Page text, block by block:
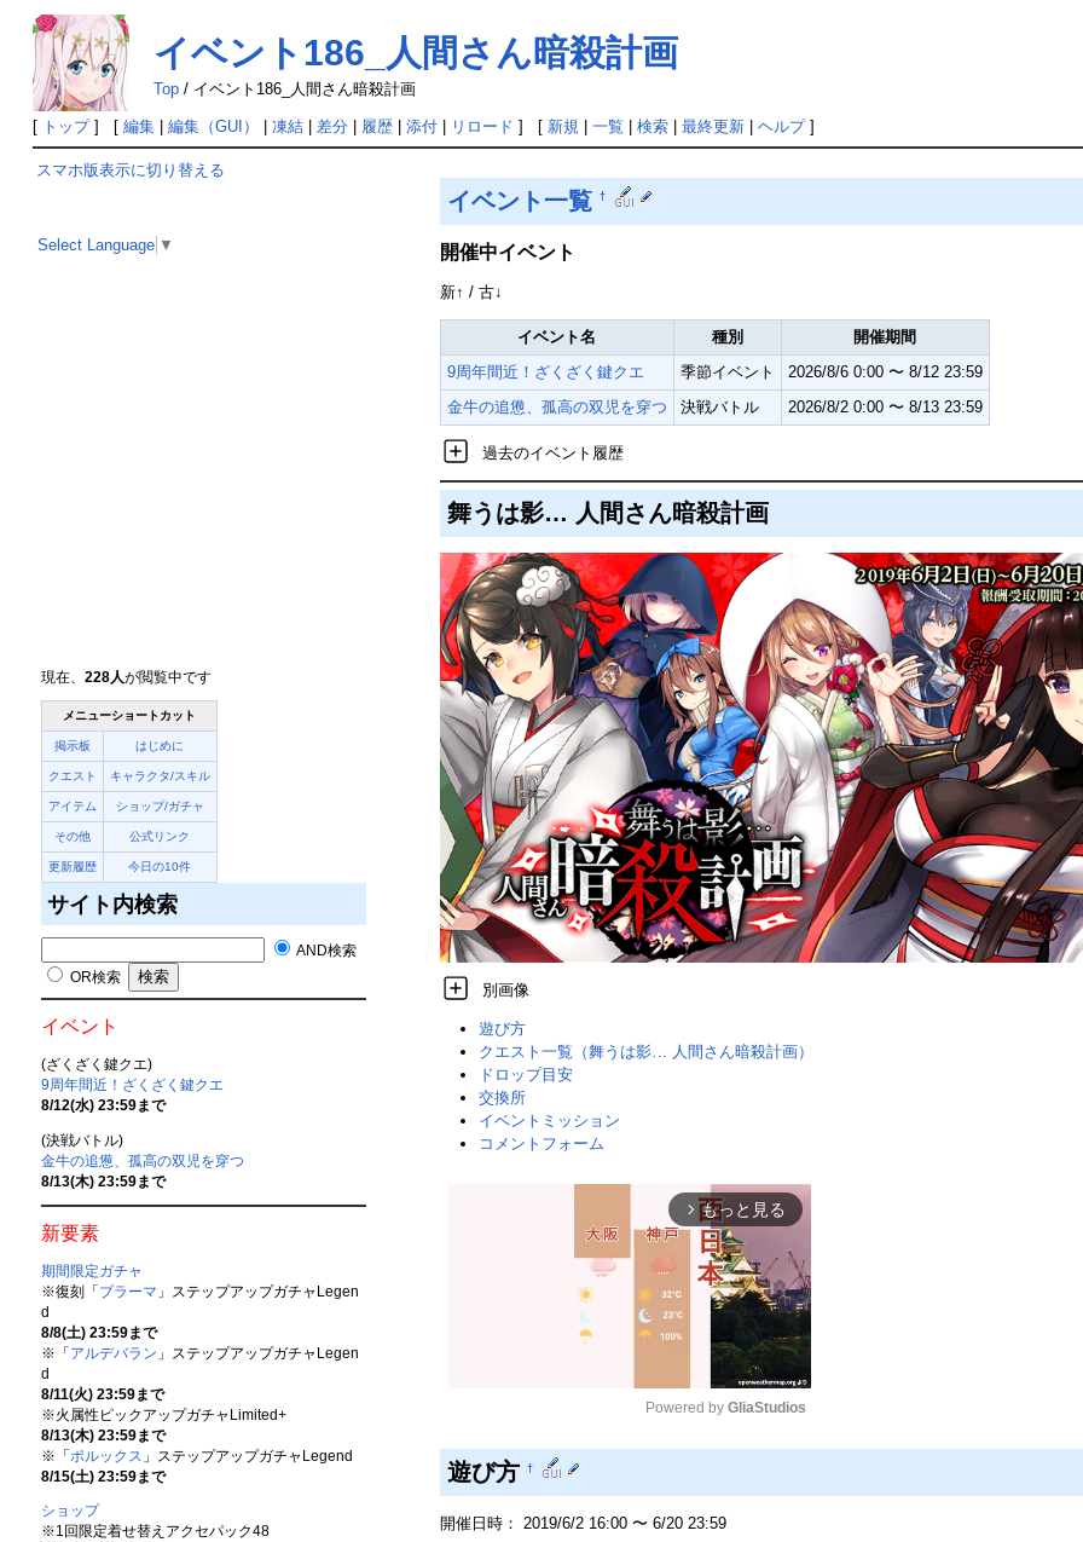
イベント186_人間さん暗殺計画
Top/ イベント186_人間さん暗殺計画
[ トップ] [ 編集| 編集（GUI） 凍結| 差分| 履歴| 添付| リロード ] [ 新規| 一覧 検索| 最終更新| ヘルプ]
スマホ版表示に切り替える
Select Language ▼
現在、 228人が閲覧中です
メニューショートカット
掲示板 はじめに
クエスト キャラクタ/スキル
アイテム ショップ/ガチャ
その他 公式リンク
更新履歴 今日の10件
サイト内検索
AND検索
OR検索
イベント
(ざくざく鍵クエ)
9周年間近！ざくざく鍵クエ
8/12(水) 23:59まで
(決戦バトル)
金牛の追憊、孤高の双児を穿つ
8/13(木) 23:59まで
新要素
期間限定ガチャ
※復刻「ブラーマ 」ステップアップガチャLegen
d
8/8(土) 23:59まで
※「アルデバラン 」ステップアップガチャLegen
d
8/11(火) 23:59まで
※火属性ピックアップガチャLimited+
8/13(木) 23:59まで
※「ポルックス 」ステップアップガチャLegend
8/15(土) 23:59まで
ショップ
※1回限定着せ替えアクセパック48
イベント一覧 †
開催中イベント
新↑ / 古↓
イベント名 種別
開催期間
9周年間近！ざくざく鍵クエ
季節イベント
2026/8/6 0:00 〜 8/12 23:59
金牛の追憊、孤高の双児を穿つ
決戦バトル 2026/8/2 0:00 〜 8/13 23:59
過去のイベント履歴
舞うは影… 人間さん暗殺計画
別画像
遊び方
クエスト一覧（舞うは影… 人間さん暗殺計画）
ドロップ目安
交換所
イベントミッション
コメントフォーム
arrow_forward_ios もっと見る
Powered by GliaStudios
遊び方 †
開催日時： 2019/6/2 16:00 〜 6/20 23:59